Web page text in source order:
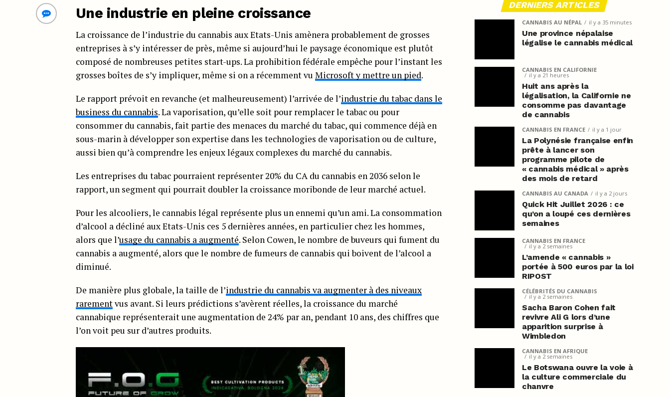
Une industrie en pleine croissance
La croissance de l’industrie du cannabis aux Etats-Unis amènera probablement de grosses
entreprises à s’y intéresser de près, même si aujourd’hui le paysage économique est plutôt
composé de nombreuses petites start-ups. La prohibition fédérale empêche pour l’instant les
grosses boîtes de s’y impliquer, même si on a récemment vu Microsoft y mettre un pied.
Le rapport prévoit en revanche (et malheureusement) l’arrivée de l’industrie du tabac dans le
business du cannabis. La vaporisation, qu’elle soit pour remplacer le tabac ou pour
consommer du cannabis, fait partie des menaces du marché du tabac, qui commence déjà en
sous-marin à développer son expertise dans les technologies de vaporisation ou de culture,
aussi bien qu’à comprendre les enjeux légaux complexes du marché du cannabis.
Les entreprises du tabac pourraient représenter 20% du CA du cannabis en 2036 selon le
rapport, un segment qui pourrait doubler la croissance moribonde de leur marché actuel.
Pour les alcooliers, le cannabis légal représente plus un ennemi qu’un ami. La consommation
d’alcool a décliné aux Etats-Unis ces 5 dernières années, en particulier chez les hommes,
alors que l’usage du cannabis a augmenté. Selon Cowen, le nombre de buveurs qui fument du
cannabis a augmenté, alors que le nombre de fumeurs de cannabis qui boivent de l’alcool a
diminué.
De manière plus globale, la taille de l’industrie du cannabis va augmenter à des niveaux
rarementvus avant. Si leurs prédictions s’avèrent réelles, la croissance du marché
cannabique représenterait une augmentation de 24% par an, pendant 10 ans, des chiffres que
l’on voit peu sur d’autres produits.
DERNIERS ARTICLES
CANNABIS AU NÉPAL il y a 35 minutes
Une province népalaise
légalise le cannabis médical
CANNABIS EN CALIFORNIE
il y a 21 heures
Huit ans après la
légalisation, la Californie ne
consomme pas davantage
de cannabis
CANNABIS EN FRANCE il y a 1 jour
La Polynésie française enfin
prête à lancer son
programme pilote de
« cannabis médical » après
des mois de retard
CANNABIS AU CANADA il y a 2 jours
Quick Hit Juillet 2026 : ce
qu’on a loupé ces dernières
semaines
CANNABIS EN FRANCE
il y a 2 semaines
L’amende « cannabis »
portée à 500 euros par la loi
RIPOST
CÉLÉBRITÉS DU CANNABIS
il y a 2 semaines
Sacha Baron Cohen fait
revivre Ali G lors d’une
apparition surprise à
Wimbledon
CANNABIS EN AFRIQUE
il y a 2 semaines
Le Botswana ouvre la voie à
la culture commerciale du
chanvre